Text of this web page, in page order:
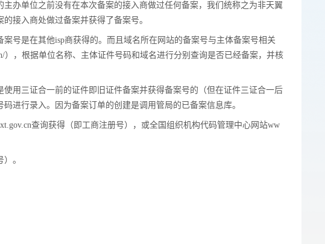
号是在其他isp商获得的。而且域名所在网站的备案号与主体备案号相关
，根据单位名称、主体证件号码和域名进行分别查询是否已经备案，并核
用三证合一前的证件即旧证件备案并获得备案号的（但在证件三证合一后
进行录入。因为备案订单的创建是调用管局的已备案信息库。
查询获得（即工商注册号），或全国组织机构代码管理中心网站ww
）。
办单位之前没有在本次备案的接入商做过任何备案，我们统称之为非天翼
接入商处做过备案并获得了备案号。
号是在其他isp商获得的。而且域名所在网站的备案号与主体备案号相关
，根据单位名称、主体证件号码和域名进行分别查询是否已经备案，并核
用三证合一前的证件即旧证件备案并获得备案号的（但在证件三证合一后
进行录入。因为备案订单的创建是调用管局的已备案信息库。
查询获得（即工商注册号），或全国组织机构代码管理中心网站ww
。